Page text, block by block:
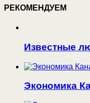
РЕКОМЕНДУЕМ
Известные
Экономика